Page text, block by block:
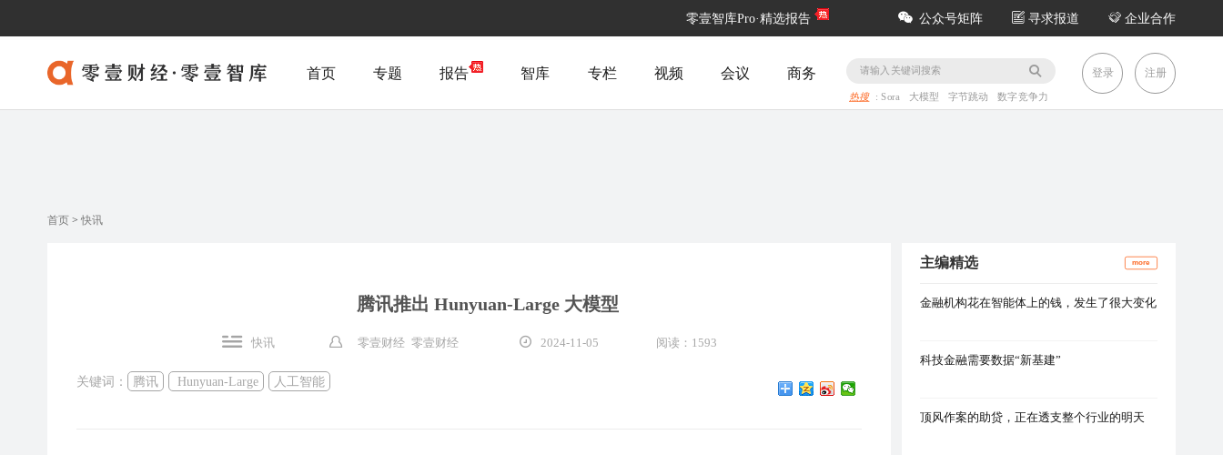
零壹智库Pro·精选报告 公众号矩阵 寻求报道 企业合作
首页 专题 报告 智库 专栏 视频 会议 商务
热搜 :Sora 大模型 字节跳动 数字竞争力
登录 注册
首页 > 快讯
腾讯推出 Hunyuan-Large 大模型
快讯 零壹财经 零壹财经 2024-11-05 阅读：1593
关键词： 腾讯 Hunyuan-Large 人工智能
主编精选 more
金融机构花在智能体上的钱，发生了很大变化
科技金融需要数据“新基建”
顶风作案的助贷，正在透支整个行业的明天